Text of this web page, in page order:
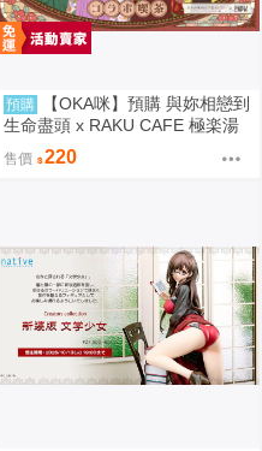
預購
【OKA咪】預購 與妳相戀到
生命盡頭 x RAKU CAFE 極楽湯
極樂湯
售價 220